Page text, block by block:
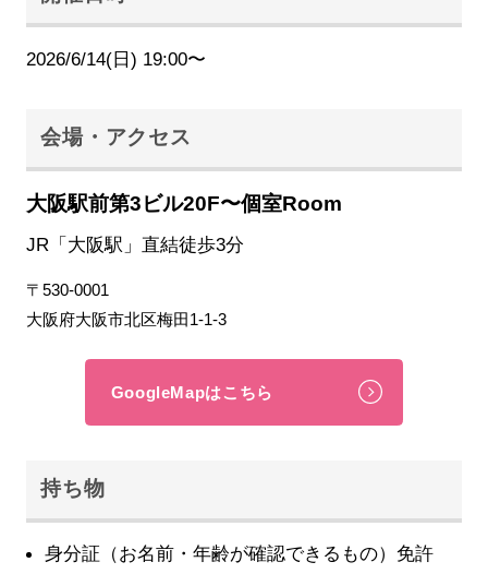
2026/6/14(日) 19:00〜
会場・アクセス
大阪駅前第3ビル20F〜個室Room
JR「大阪駅」直結徒歩3分
〒530-0001
大阪府大阪市北区梅田1-1-3
GoogleMapはこちら
持ち物
身分証（お名前・年齢が確認できるもの）免許